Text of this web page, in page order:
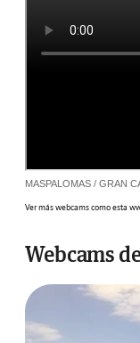
MASPALOMAS / GRAN
Ver más webcams como esta
Webcams